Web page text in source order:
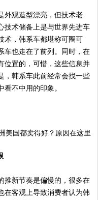
外观造型漂亮，但技术老
技术储备上是与世界先进车
术，韩系车都堪称可圈可
车也走在了前列。同时，在
位置的，可惜，这些信息并
，韩系车此前经常会找一些
不中用的印象。
推新节奏是偏慢的，很多在
在客观上导致消费者认为韩